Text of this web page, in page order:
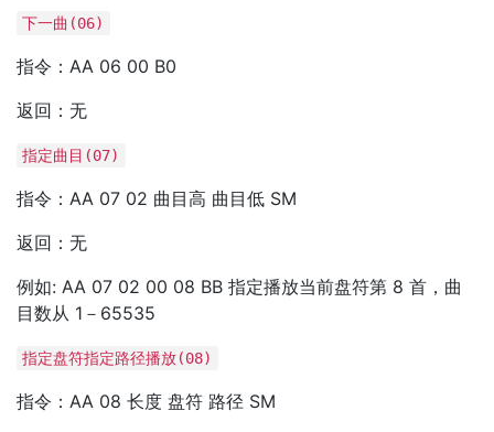
下一曲(06)
指令：AA 06 00 B0
返回：无
指定曲目(07)
指令：AA 07 02 曲目高 曲目低 SM
返回：无
例如: AA 07 02 00 08 BB 指定播放当前盘符第 8 首，曲
目数从 1－65535
指定盘符指定路径播放(08)
指令：AA 08 长度 盘符 路径 SM